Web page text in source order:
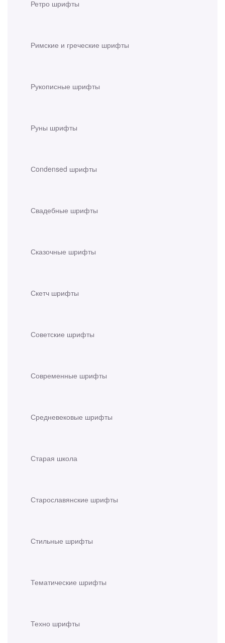
Ретро шрифты
Римские и греческие шрифты
Рукописные шрифты
Руны шрифты
Сondensed шрифты
Свадебные шрифты
Сказочные шрифты
Скетч шрифты
Советские шрифты
Современные шрифты
Средневековые шрифты
Старая школа
Старославянские шрифты
Стильные шрифты
Тематические шрифты
Техно шрифты